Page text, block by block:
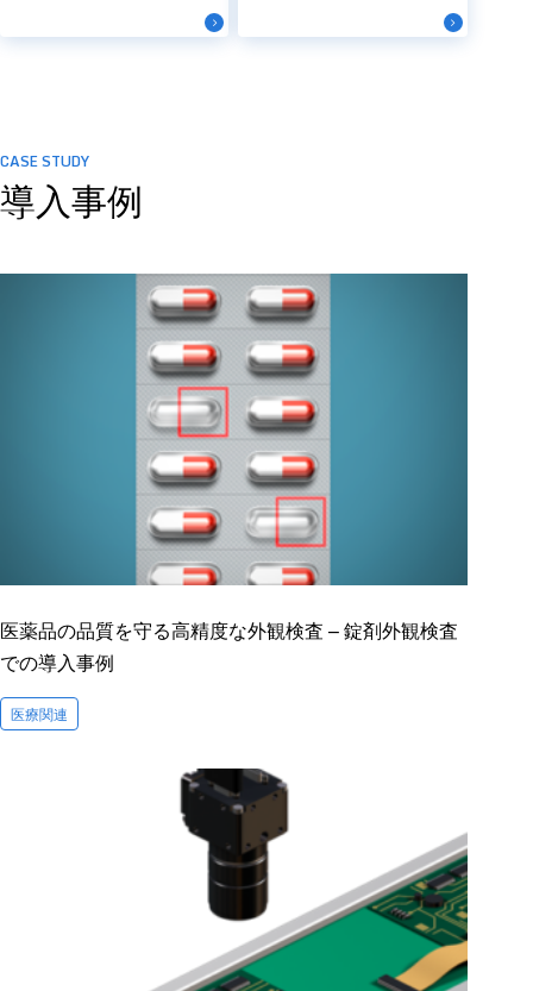
CASE STUDY
導入事例
医薬品の品質を守る高精度な外観検査 – 錠剤外観検査
での導入事例
医療関連